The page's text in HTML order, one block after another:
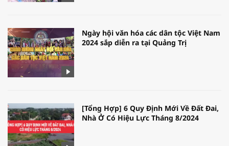
Ngày hội văn hóa các dân tộc Việt Nam
2024 sắp diễn ra tại Quảng Trị
[Tổng Hợp] 6 Quy Định Mới Về Đất Đai,
Nhà Ở Có Hiệu Lực Tháng 8/2024